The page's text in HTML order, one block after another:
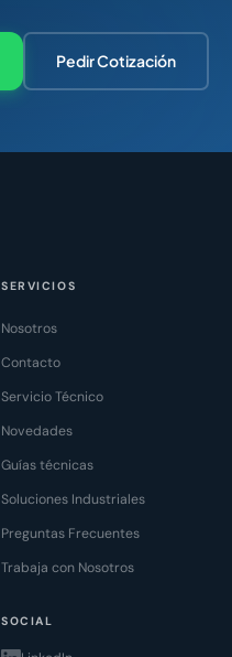
Pedir Cotización
SERVICIOS
Nosotros
Contacto
Servicio Técnico
Novedades
Guías técnicas
Soluciones Industriales
Preguntas Frecuentes
Trabaja con Nosotros
SOCIAL